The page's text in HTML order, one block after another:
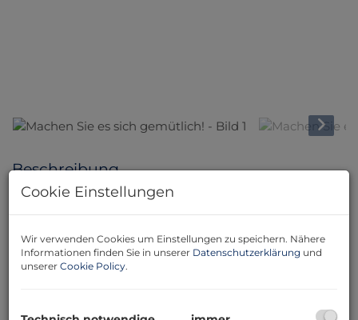
Beschreibung
funktionales Wohnambiente, sondern auch eine
wunderbare Kombination aus Small Living,
Naturverbundenheit, Ruhe und Lebensqualität in einer
Das Blockbohlenhaus wurde auf einem stabilen
Cookie Einstellungen
Wir verwenden Cookies um Einstellungen zu speichern. Nähere
Informationen finden Sie in unserer Datenschutzerklärung und
unserer Cookie Policy.